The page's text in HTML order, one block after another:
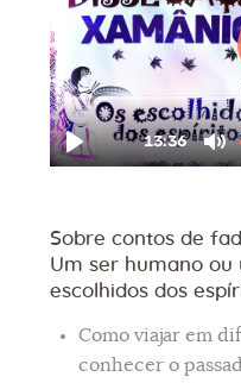
Sobre contos de
Um ser humano
escolhidos dos
Como viajar em
conhecer o